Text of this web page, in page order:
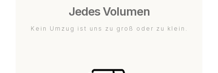
Jedes Volumen
Kein Umzug ist uns zu groß oder zu klein.